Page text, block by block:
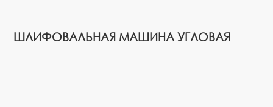
ШЛИФОВАЛЬНАЯ МАШИНА УГЛОВАЯ